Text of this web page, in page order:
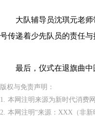
大队辅导员沈琪元老师带
号传递着少先队员的责任与
最后，仪式在退旗曲中
版权与免责声明：
1. 本网注明来源为新时代消费
2. 本网注明“来源：XXX（非